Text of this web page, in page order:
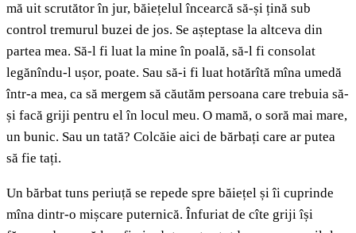
mă uit scrutător în jur, băiețelul încearcă să-și țină sub
control tremurul buzei de jos. Se așteptase la altceva din
partea mea. Să-l fi luat la mine în poală, să-l fi consolat
legănîndu-l ușor, poate. Sau să-i fi luat hotărîtă mîna umedă
într-a mea, ca să mergem să căutăm persoana care trebuia să-
și facă griji pentru el în locul meu. O mamă, o soră mai mare,
un bunic. Sau un tată? Colcăie aici de bărbați care ar putea
să fie tați.
Un bărbat tuns periuță se repede spre băiețel și îi cuprinde
mîna dintr-o mișcare puternică. Înfuriat de cîte griji își